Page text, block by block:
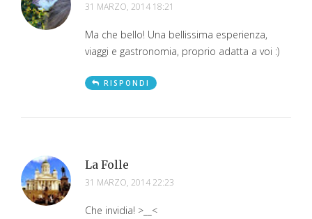
31 MARZO, 2014 18:21
Ma che bello! Una bellissima esperienza,
viaggi e gastronomia, proprio adatta a voi :)
RISPONDI
La Folle
31 MARZO, 2014 22:23
Che invidia! >__<